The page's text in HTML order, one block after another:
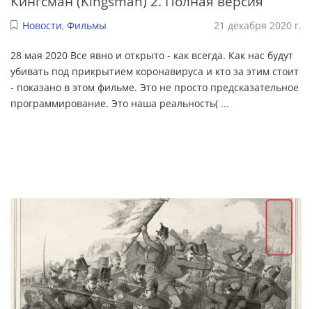
Новости, Фильмы 21 декабря 2020 г.
28 мая 2020 Все явно и открыто - как всегда. Как нас будут
убивать под прикрытием коронавируса и кто за этим стоит
- показано в этом фильме. Это не просто предсказательное
программирование. Это наша реальность( ...